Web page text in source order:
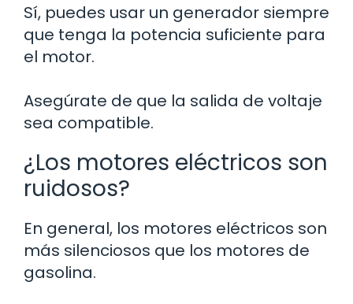
Sí, puedes usar un generador siempre
que tenga la potencia suficiente para
el motor.
Asegúrate de que la salida de voltaje
sea compatible.
¿Los motores eléctricos son
ruidosos?
En general, los motores eléctricos son
más silenciosos que los motores de
gasolina.